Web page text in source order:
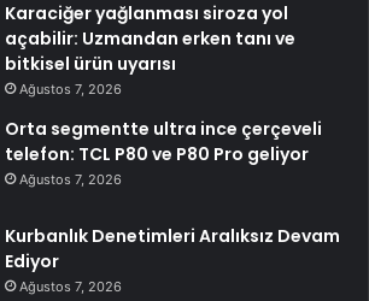
Karaciğer yağlanması siroza yol
açabilir: Uzmandan erken tanı ve
bitkisel ürün uyarısı
Ağustos 7, 2026
Orta segmentte ultra ince çerçeveli
telefon: TCL P80 ve P80 Pro geliyor
Ağustos 7, 2026
Kurbanlık Denetimleri Aralıksız Devam
Ediyor
Ağustos 7, 2026